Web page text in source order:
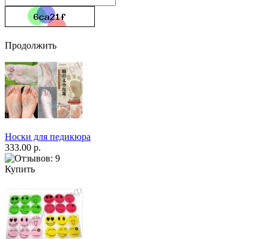
Продолжить
Носки для педикюра
333.00 р.
Купить